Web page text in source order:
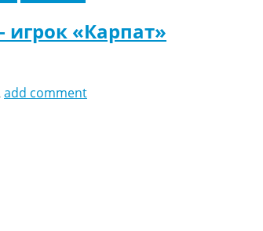
«Карпат»
add comment